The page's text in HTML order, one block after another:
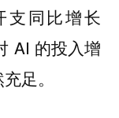
支同比增长
AI 的投入增
足。